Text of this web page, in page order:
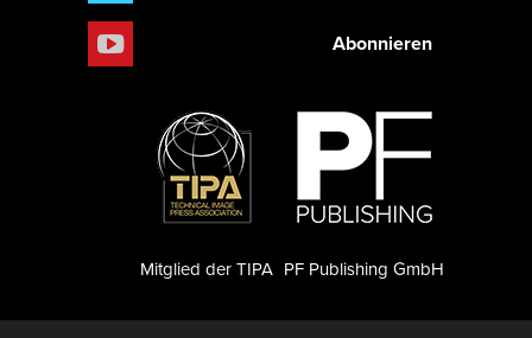
Abonnieren
PF Publishing GmbH
Mitglied der TIPA